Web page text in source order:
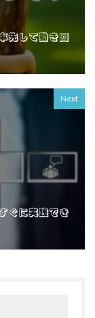
先して動き回
Next
ぐに実践でき